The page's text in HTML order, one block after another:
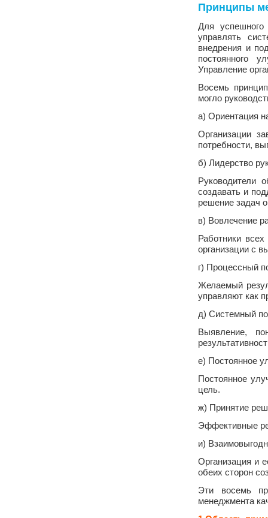
Принципы
Для успешного
управлять
внедрения и
постоянного
Управление
Восемь
могло
а) Ориентация
Организации
потребности,
б) Лидерство
Руководители
создавать и
решение задач
в) Вовлечение
Работники
организации с
г) Процессный
Желаемый
управляют как
д) Системный
Выявление,
е) Постоянное
Постоянное
цель.
ж) Принятие
Эффективные
и)
Организация и
обеих сторон
Эти восемь
менеджмента